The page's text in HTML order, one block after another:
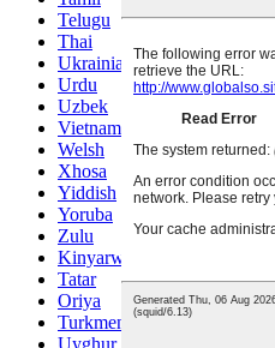
Telugu
Thai
Ukrainian
Urdu
Uzbek
Vietnamese
Welsh
Xhosa
Yiddish
Yoruba
Zulu
Kinyarwanda
Tatar
Oriya
Turkmen